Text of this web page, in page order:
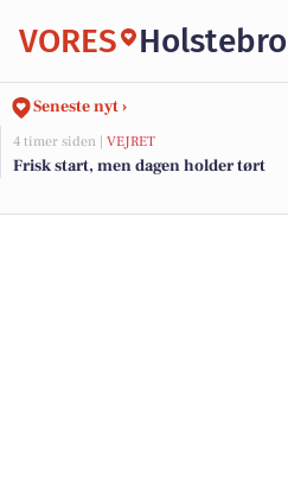
VORES Holstebro
Seneste nyt ›
4 timer siden | VEJRET
Frisk start, men dagen holder tørt